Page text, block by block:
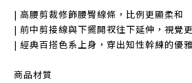
| 高腰剪裁修飾腰臀線條，比例更顯柔和
| 前中剪接線與下擺開衩往下延伸，視覺
| 經典百搭色系上身，穿出知性幹練的優
商品材質